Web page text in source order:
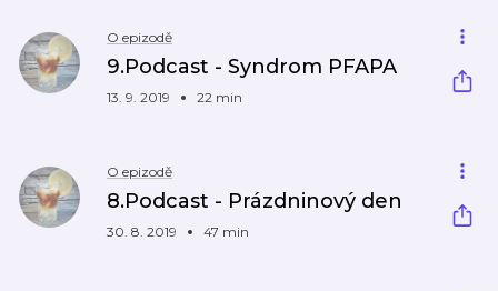
O epizodě
9.Podcast - Syndrom PFAPA
13. 9. 2019 22 min
O epizodě
8.Podcast - Prázdninový den
30. 8. 2019 47 min